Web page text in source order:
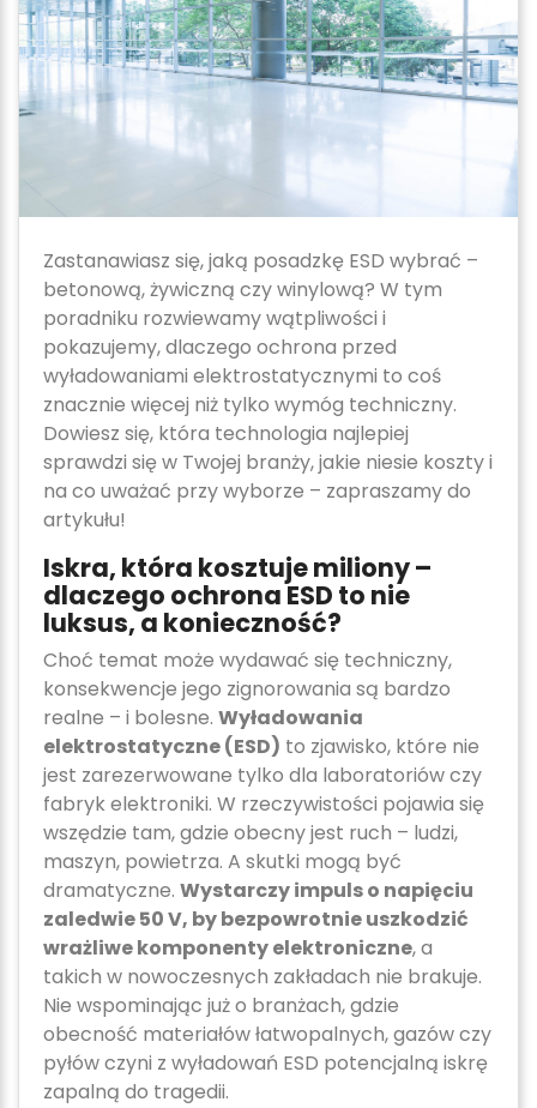
Zastanawiasz się, jaką posadzkę ESD wybrać –
betonową, żywiczną czy winylową? W tym
poradniku rozwiewamy wątpliwości i
pokazujemy, dlaczego ochrona przed
wyładowaniami elektrostatycznymi to coś
znacznie więcej niż tylko wymóg techniczny.
Dowiesz się, która technologia najlepiej
sprawdzi się w Twojej branży, jakie niesie koszty i
na co uważać przy wyborze – zapraszamy do
artykułu!
Iskra, która kosztuje miliony –
dlaczego ochrona ESD to nie
luksus, a konieczność?
Choć temat może wydawać się techniczny,
konsekwencje jego zignorowania są bardzo
realne – i bolesne. Wyładowania
elektrostatyczne (ESD) to zjawisko, które nie
jest zarezerwowane tylko dla laboratoriów czy
fabryk elektroniki. W rzeczywistości pojawia się
wszędzie tam, gdzie obecny jest ruch – ludzi,
maszyn, powietrza. A skutki mogą być
dramatyczne. Wystarczy impuls o napięciu
zaledwie 50 V, by bezpowrotnie uszkodzić
wrażliwe komponenty elektroniczne, a
takich w nowoczesnych zakładach nie brakuje.
Nie wspominając już o branżach, gdzie
obecność materiałów łatwopalnych, gazów czy
pyłów czyni z wyładowań ESD potencjalną iskrę
zapalną do tragedii.